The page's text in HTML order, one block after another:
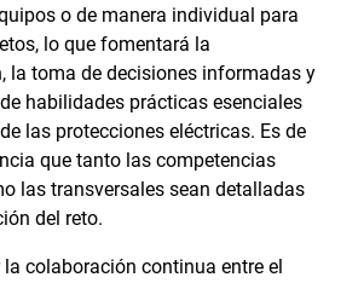
o de manera individual para
lo que fomentará la
la toma de decisiones informadas y
habilidades prácticas esenciales
las protecciones eléctricas. Es de
que tanto las competencias
las transversales sean detalladas
del reto.
la colaboración continua entre el